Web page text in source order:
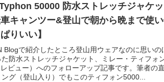
50000 防水ストレッチジャケ
キャンツー&登山で朝から晩まで使
りいい】
Blogで紹介したところ登山用ウェアなのに思いの
た防水ストレッチジャケット、ミレー・ティフォ
ビュー）へのフォローアップ記事です。筆者の
グ（登山入り）でもこのティフォン5000...